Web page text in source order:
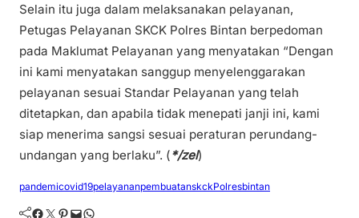
Selain itu juga dalam melaksanakan pelayanan,
Petugas Pelayanan SKCK Polres Bintan berpedoman
pada Maklumat Pelayanan yang menyatakan “Dengan
ini kami menyatakan sanggup menyelenggarakan
pelayanan sesuai Standar Pelayanan yang telah
ditetapkan, dan apabila tidak menepati janji ini, kami
siap menerima sangsi sesuai peraturan perundang-
undangan yang berlaku”. (*/zel)
pandemicovid19pelayananpembuatanskckPolresbintan
Facebook Twitter Pinterest Mail WhatsApp